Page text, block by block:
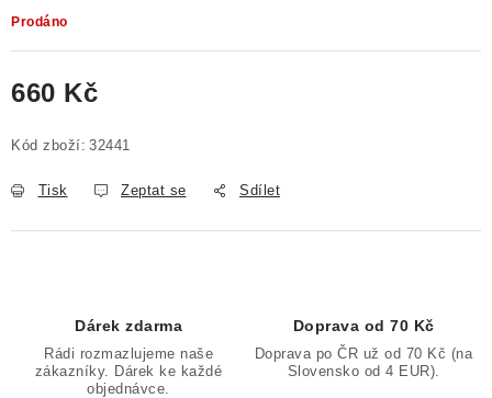
Prodáno
660 Kč
Kód zboží: 32441
Tisk Zeptat se Sdílet
Dárek zdarma
Rádi rozmazlujeme naše
zákazníky. Dárek ke každé
objednávce.
Doprava od 70 Kč
Doprava po ČR už od 70 Kč (na
Slovensko od 4 EUR).